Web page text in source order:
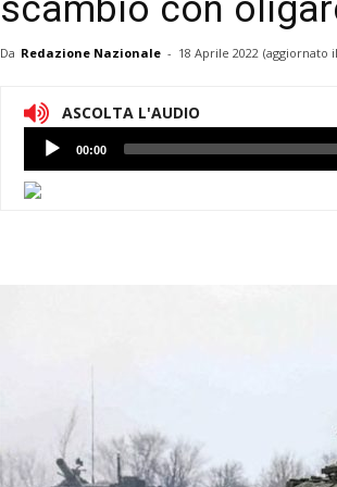
scambio con
Da Redazione Nazionale - 18 Aprile 2022 (aggiornato il
ASCOLTA L'AUDIO
Lettore
Audio
00:00